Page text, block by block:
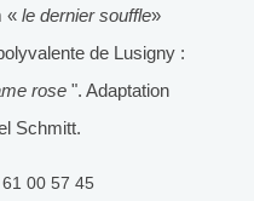
« le dernier souffle»
de Lusigny :
roseʺ. Adaptation
Schmitt.
00 57 45